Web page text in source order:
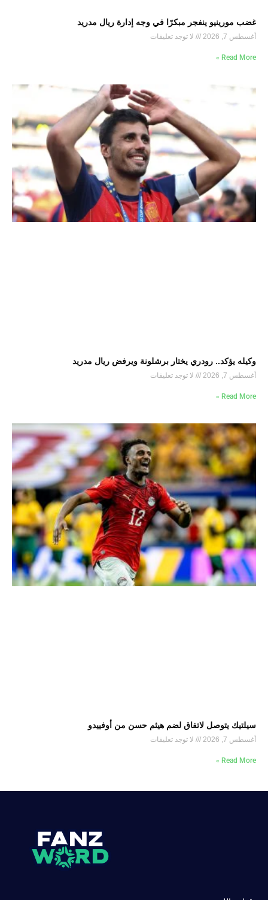
غضب مورينيو ينفجر مبكرًا في وجه إدارة ريال مدريد
أغسطس 7, 2026 لا توجد تعليقات
Read More »
وكيله يؤكد.. رودري يختار برشلونة ويرفض ريال مدريد
أغسطس 7, 2026 لا توجد تعليقات
Read More »
سيلتيك يتوصل لاتفاق لضم هيثم حسن من أوفييدو
أغسطس 7, 2026 لا توجد تعليقات
Read More »